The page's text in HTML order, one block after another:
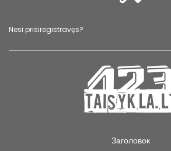
Nesi prisiregistravęs?
Заголовок